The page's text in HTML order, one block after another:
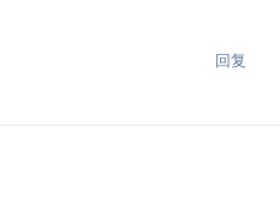
回复